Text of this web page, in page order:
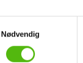
anvendes på hele
dit samtykke til at
egne cookies
Nødvendig
NYHEDER